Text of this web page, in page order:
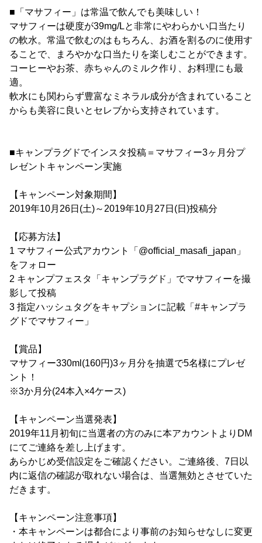
■「マサフィー」は常温で飲んでも美味しい！
マサフィーは硬度が39mg/Lと非常にやわらかい口当たり
の軟水。常温で飲むのはもちろん、お酒を割るのに使用す
ることで、まろやかな口当たりを楽しむことができます。
コーヒーやお茶、赤ちゃんのミルク作り、お料理にも最
適。
軟水にも関わらず豊富なミネラル成分が含まれていること
からも美容に良いとセレブから支持されています。
■キャンプラグドでインスタ投稿＝マサフィー3ヶ月分プ
レゼントキャンペーン実施
【キャンペーン対象期間】
2019年10月26日(土)～2019年10月27日(日)投稿分
【応募方法】
1 マサフィー公式アカウント「@official_masafi_japan」
をフォロー
2 キャンプフェスタ「キャンプラグド」でマサフィーを撮
影して投稿
3 指定ハッシュタグをキャプションに記載「#キャンプラ
グドでマサフィー」
【賞品】
マサフィー330ml(160円)3ヶ月分を抽選で5名様にプレゼ
ント！
※3か月分(24本入×4ケース)
【キャンペーン当選発表】
2019年11月初旬に当選者の方のみに本アカウントよりDM
にてご連絡を差し上げます。
あらかじめ受信設定をご確認ください。ご連絡後、7日以
内に返信の確認が取れない場合は、当選無効とさせていた
だきます。
【キャンペーン注意事項】
・本キャンペーンは都合により事前のお知らせなしに変更